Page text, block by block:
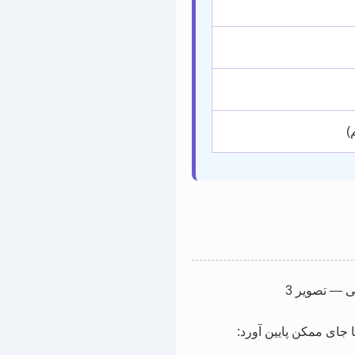
جای ممکن پایین آورد: